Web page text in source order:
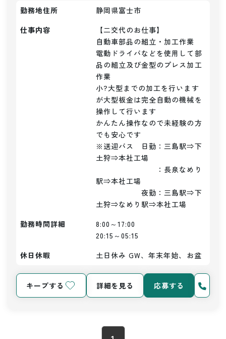
勤務地住所
静岡県富士市
仕事内容
【二交代のお仕事】
自動車部品の組立・加工作業
電動ドライバなどを使用して部
品の組立及び金型のプレス加工
作業
小?大型までの加工を行います
が大型板金は完全自動の機械を
操作して行います
かんたん操作なので未経験の方
でも安心です
※送迎バス　日勤：三島駅⇒下
土狩⇒本社工場
：長泉なめり
駅⇒本社工場
夜勤：三島駅⇒下
土狩⇒なめり駅⇒本社工場
勤務時間詳細
8:00～17:00
20:15～05:15
休日休暇
土日休み GW、年末年始、お盆
キープする 詳細を見る 応募する